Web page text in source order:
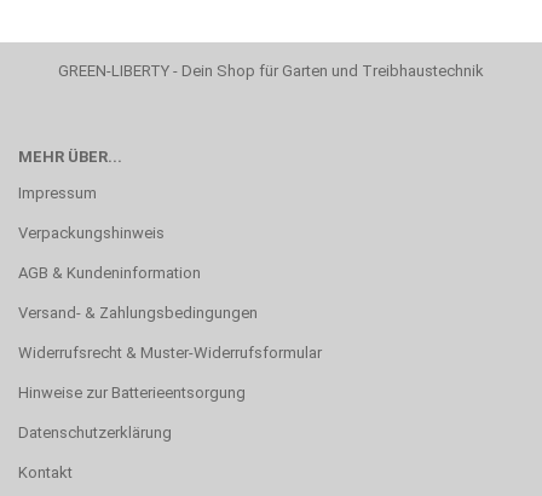
GREEN-LIBERTY - Dein Shop für Garten und Treibhaustechnik
MEHR ÜBER...
Impressum
Verpackungshinweis
AGB & Kundeninformation
Versand- & Zahlungsbedingungen
Widerrufsrecht & Muster-Widerrufsformular
Hinweise zur Batterieentsorgung
Datenschutzerklärung
Kontakt